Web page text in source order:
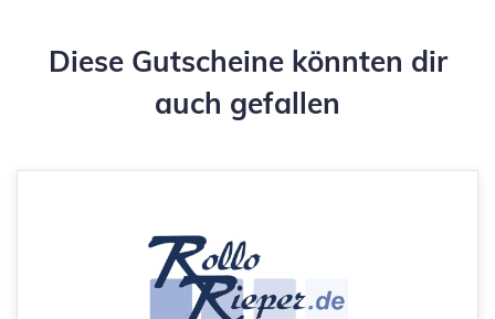
Diese Gutscheine könnten dir
auch gefallen